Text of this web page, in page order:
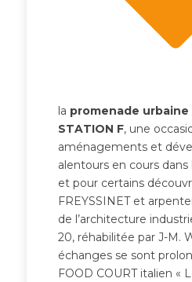
la promenade urbaine
STATION F, une
aménagements et
alentours en cours dans
et pour certains
FREYSSINET et
de l’architecture
20, réhabilitée par J-M.
échanges se sont
FOOD COURT italien «